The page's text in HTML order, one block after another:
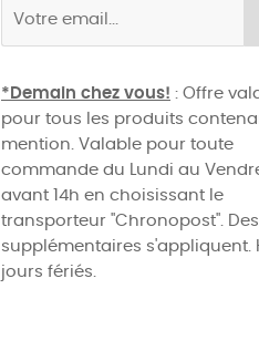
*Demain chez vous! : Offre
pour tous les produits
mention. Valable pour toute
commande du Lundi au
avant 14h en choisissant le
transporteur "Chronopost".
supplémentaires s'appliquent.
jours fériés.